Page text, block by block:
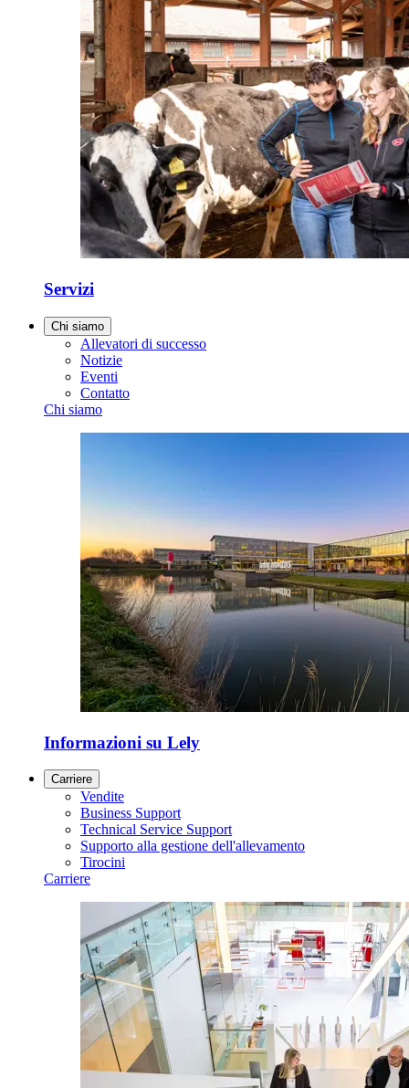
Servizi
Chi siamo
Allevatori di successo
Notizie
Eventi
Contatto
Chi siamo
Informazioni su Lely
Carriere
Vendite
Business Support
Technical Service Support
Supporto alla gestione dell'allevamento
Tirocini
Carriere